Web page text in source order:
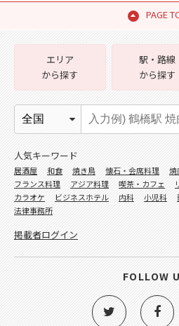
PAGE
エリア
から探す
駅・路線
から探す
人気キーワード
居酒屋 和食 焼き鳥 懐石・会席料理 焼
フランス料理
アジア料理 喫茶・カフェ
カラオケ
ビジネスホテル 内科 小児科
法律事務所
掲載者ログイン
FOLLOW